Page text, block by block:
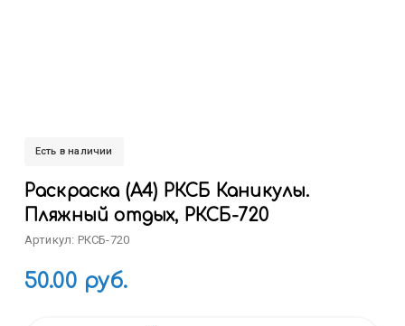
Есть в наличии
Раскраска (А4) РКСБ Каникулы.
Пляжный отдых, РКСБ-720
Артикул: РКСБ-720
50.00 руб.